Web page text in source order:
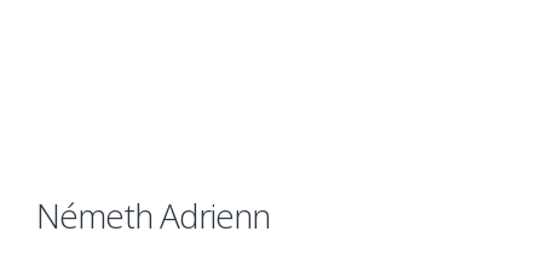
Németh Adrienn